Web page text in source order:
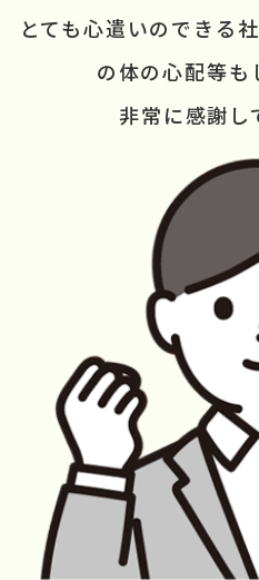
とても心遣いのできる
の体の心配等も
非常に感謝し